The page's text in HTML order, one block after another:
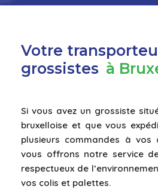
Votre
grossistes à
Si vous avez un grossiste
bruxelloise et que vous
plusieurs commandes à vos
vous offrons notre service
respectueux de
vos colis et palettes.